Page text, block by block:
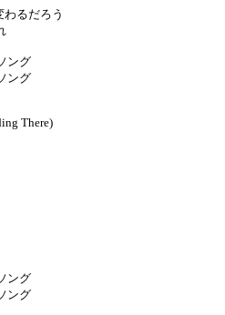
るだろう
ング
ング
There)
ング
ング